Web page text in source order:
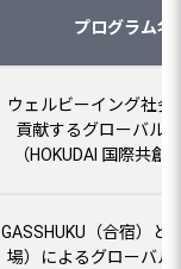
プログラム名
ウェルビーイング社会
貢献するグローバル
（HOKUDAI 国際共創
GASSHUKU（合宿）と
場）によるグローバル